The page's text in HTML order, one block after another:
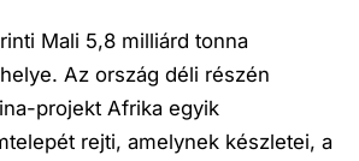
Mali 5,8 milliárd tonna
Az ország déli részén
projekt Afrika egyik
rejti, amelynek készletei, a